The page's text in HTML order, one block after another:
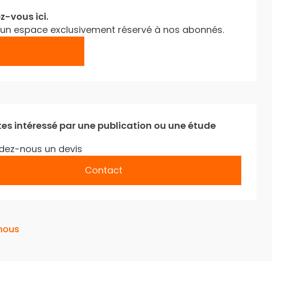
vous ici.
espace exclusivement réservé à nos abonnés.
intéressé par une publication ou une étude
nous un devis
Contact